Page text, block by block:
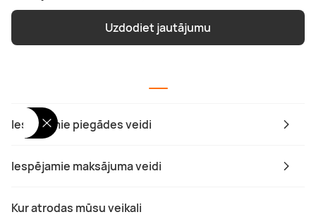
Iespējamie piegādes veidi
Iespējamie maksājuma veidi
Kur atrodas mūsu veikali
Uzdodiet jautājumu